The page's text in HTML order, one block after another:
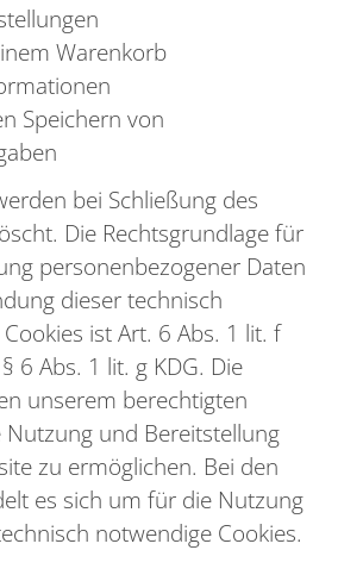
Warenkorb
Speichern von
bei Schließung des
Die Rechtsgrundlage für
personenbezogener Daten
dieser technisch
ist Art. 6 Abs. 1 lit. f
6 Abs. 1 lit. g KDG. Die
unserem berechtigten
Nutzung und Bereitstellung
zu ermöglichen. Bei den
es sich um für die Nutzung
notwendige Cookies.